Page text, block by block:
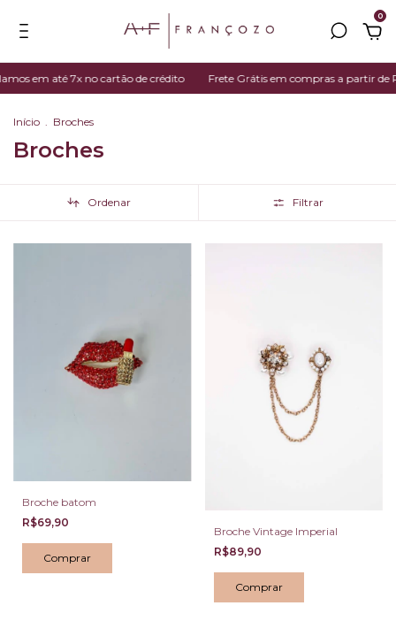
0
até 7x no cartão de crédito Frete Grátis em compras a partir de R$
Início . Broches
Broches
Ordenar Filtrar
Broche batom
R$69,90
Broche Vintage Imperial
R$89,90